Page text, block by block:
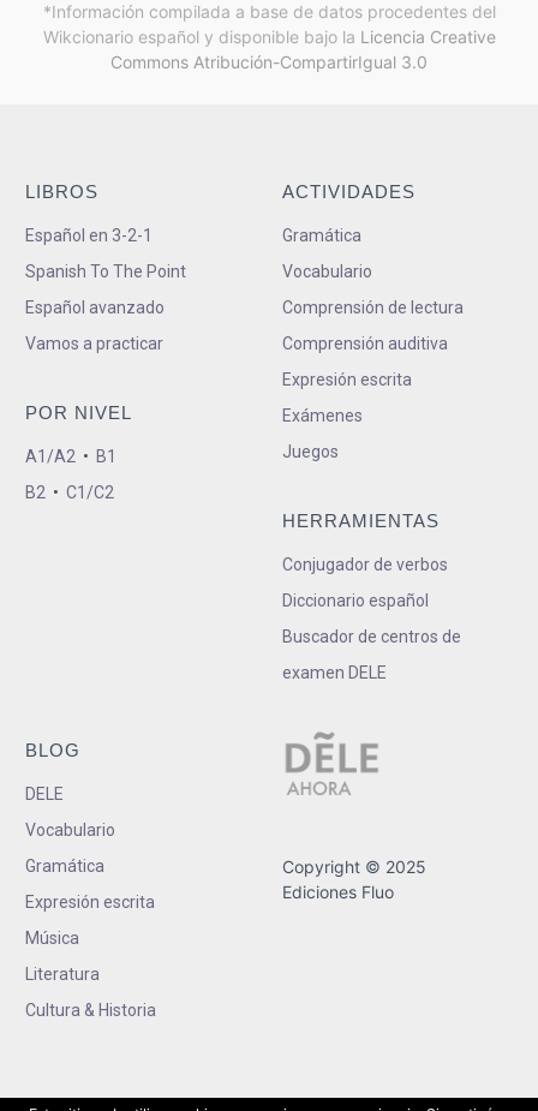
*Información compilada a base de datos procedentes del
Wikcionario español y disponible bajo la Licencia Creative
Commons Atribución-CompartirIgual 3.0
LIBROS
Español en 3-2-1
Spanish To The Point
Español avanzado
Vamos a practicar
POR NIVEL
A1/A2 • B1
B2 • C1/C2
ACTIVIDADES
Gramática
Vocabulario
Comprensión de lectura
Comprensión auditiva
Expresión escrita
Exámenes
Juegos
HERRAMIENTAS
Conjugador de verbos
Diccionario español
Buscador de centros de
examen DELE
BLOG
DELE
Vocabulario
Gramática
Expresión escrita
Música
Literatura
Cultura & Historia
Copyright © 2025
Ediciones Fluo